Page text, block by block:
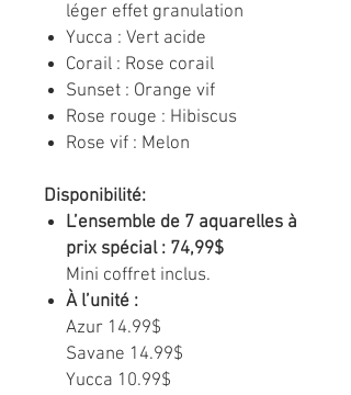
léger effet granulation
Yucca : Vert acide
Corail : Rose corail
Sunset : Orange vif
Rose rouge : Hibiscus
Rose vif : Melon
Disponibilité:
L’ensemble de 7 aquarelles à
prix spécial : 74,99$
Mini coffret inclus.
À l’unité :
Azur 14.99$
Savane 14.99$
Yucca 10.99$